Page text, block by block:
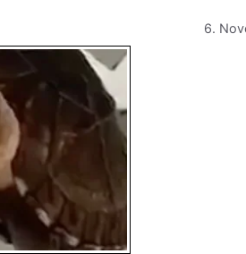
6.